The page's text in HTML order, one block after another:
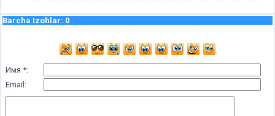
Barcha Izohlar: 0
Имя *:
Email: